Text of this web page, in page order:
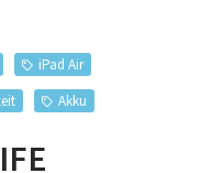
iPad Air
Akku